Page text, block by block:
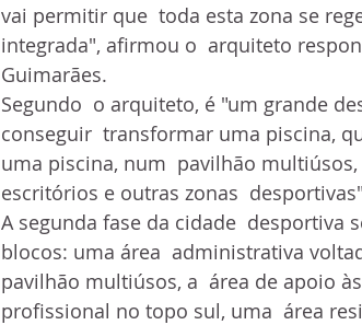
vai permitir que  toda esta zona se
integrada", afirmou o  arquiteto
Guimarães.
Segundo  o arquiteto, é "um grande
conseguir  transformar uma piscina,
uma piscina, num  pavilhão
escritórios e outras zonas
A segunda fase da cidade  desportiva
blocos: uma área  administrativa
pavilhão multiúsos, a  área de apoio
profissional no topo sul, uma  área